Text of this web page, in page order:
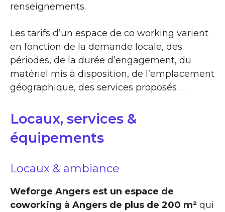
renseignements.
Les tarifs d’un espace de co working varient
en fonction de la demande locale, des
périodes, de la durée d’engagement, du
matériel mis à disposition, de l’emplacement
géographique, des services proposés …
Locaux, services &
équipements
Locaux & ambiance
Weforge Angers est un espace de
coworking à Angers de plus de 200 m² qui